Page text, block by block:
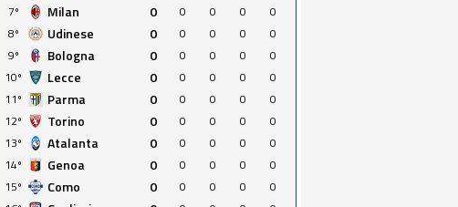
7º
Milan 0 0 0 0
0
8º
Udinese 0 0 0 0
0
9º
Bologna 0 0 0 0
0
10º
Lecce 0 0 0 0
0
11º
Parma 0 0 0 0
0
12º
Torino 0 0 0 0
0
13º
Atalanta 0 0 0 0
0
14º
Genoa 0 0 0 0
0
15º
Como 0 0 0 0
0